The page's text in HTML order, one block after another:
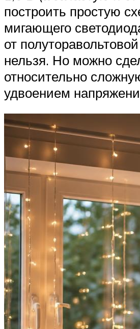
построить простую
мигающего
от
нельзя. Но можно
относительно
удвоением